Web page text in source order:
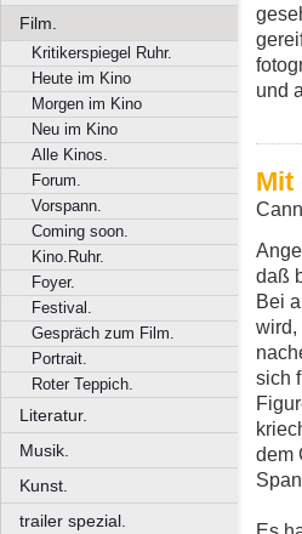
Film.
Kritikerspiegel Ruhr.
Heute im Kino
Morgen im Kino
Neu im Kino
Alle Kinos.
Forum.
Vorspann.
Coming soon.
Kino.Ruhr.
Foyer.
Festival.
Gespräch zum Film.
Portrait.
Roter Teppich.
Literatur.
Musik.
Kunst.
trailer spezial.
und
Mit
daß
Bei
wird,
sich
dem